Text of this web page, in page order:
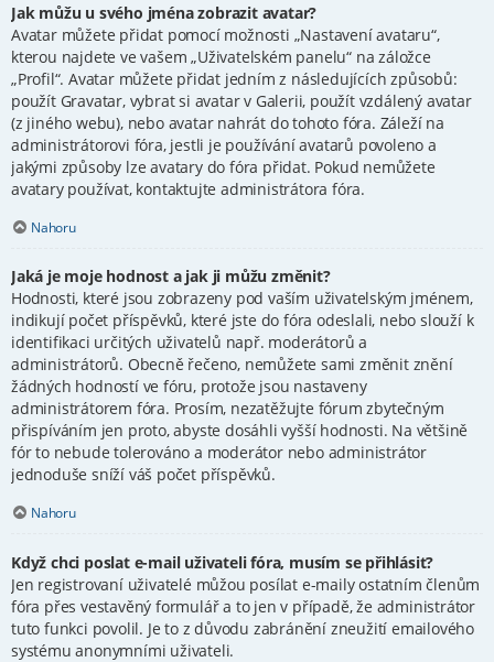
Jak můžu u svého jména zobrazit avatar?
Avatar můžete přidat pomocí možnosti „Nastavení avataru“,
kterou najdete ve vašem „Uživatelském panelu“ na záložce
„Profil“. Avatar můžete přidat jedním z následujících způsobů:
použít Gravatar, vybrat si avatar v Galerii, použít vzdálený avatar
(z jiného webu), nebo avatar nahrát do tohoto fóra. Záleží na
administrátorovi fóra, jestli je používání avatarů povoleno a
jakými způsoby lze avatary do fóra přidat. Pokud nemůžete
avatary používat, kontaktujte administrátora fóra.
Nahoru
Jaká je moje hodnost a jak ji můžu změnit?
Hodnosti, které jsou zobrazeny pod vaším uživatelským jménem,
indikují počet příspěvků, které jste do fóra odeslali, nebo slouží k
identifikaci určitých uživatelů např. moderátorů a
administrátorů. Obecně řečeno, nemůžete sami změnit znění
žádných hodností ve fóru, protože jsou nastaveny
administrátorem fóra. Prosím, nezatěžujte fórum zbytečným
přispíváním jen proto, abyste dosáhli vyšší hodnosti. Na většině
fór to nebude tolerováno a moderátor nebo administrátor
jednoduše sníží váš počet příspěvků.
Nahoru
Když chci poslat e-mail uživateli fóra, musím se přihlásit?
Jen registrovaní uživatelé můžou posílat e-maily ostatním členům
fóra přes vestavěný formulář a to jen v případě, že administrátor
tuto funkci povolil. Je to z důvodu zabránění zneužití emailového
systému anonymními uživateli.